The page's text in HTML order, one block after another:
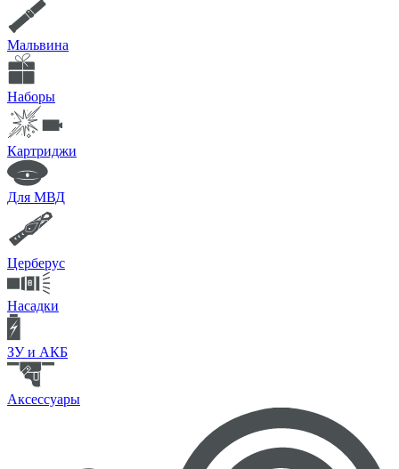
Мальвина
Наборы
Картриджи
Для МВД
Церберус
Насадки
ЗУ и АКБ
Аксессуары